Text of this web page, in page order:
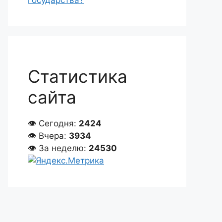
Статистика
сайта
👁 Сегодня: 2424
👁 Вчера: 3934
👁 За неделю: 24530